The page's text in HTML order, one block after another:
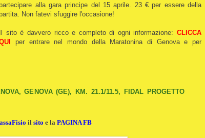
alla gara principe del 15 aprile. 23 € per essere della
Non fatevi sfuggire l'occasione!
Il sito è davvero ricco e completo di ogni informazione: CLICCA
per entrare nel mondo della Maratonina di Genova e per
GENOVA (GE), KM. 21.1/11.5, FIDAL PROGETTO
il sito e la PAGINA FB